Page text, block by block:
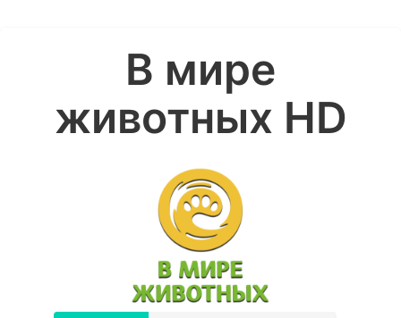
В мире
животных HD